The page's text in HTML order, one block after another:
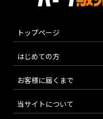
トップページ
はじめての方
お客様に届くまで
当サイトについて